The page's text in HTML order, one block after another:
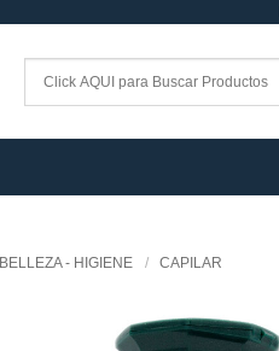
BELLEZA - HIGIENE / CAPILAR